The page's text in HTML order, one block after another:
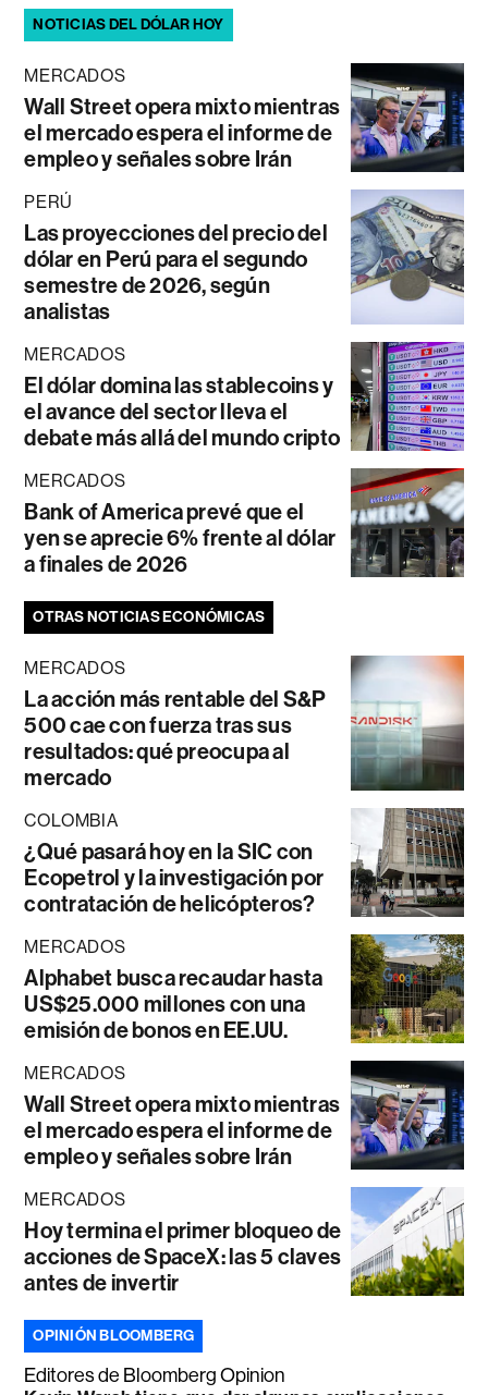
NOTICIAS DEL DÓLAR HOY
MERCADOS
Wall Street opera mixto mientras
el mercado espera el informe de
empleo y señales sobre Irán
PERÚ
Las proyecciones del precio del
dólar en Perú para el segundo
semestre de 2026, según
analistas
MERCADOS
El dólar domina las stablecoins y
el avance del sector lleva el
debate más allá del mundo cripto
MERCADOS
Bank of America prevé que el
yen se aprecie 6% frente al dólar
a finales de 2026
OTRAS NOTICIAS ECONÓMICAS
MERCADOS
La acción más rentable del S&P
500 cae con fuerza tras sus
resultados: qué preocupa al
mercado
COLOMBIA
¿Qué pasará hoy en la SIC con
Ecopetrol y la investigación por
contratación de helicópteros?
MERCADOS
Alphabet busca recaudar hasta
US$25.000 millones con una
emisión de bonos en EE.UU.
MERCADOS
Wall Street opera mixto mientras
el mercado espera el informe de
empleo y señales sobre Irán
MERCADOS
Hoy termina el primer bloqueo de
acciones de SpaceX: las 5 claves
antes de invertir
OPINIÓN BLOOMBERG
Editores de Bloomberg Opinion